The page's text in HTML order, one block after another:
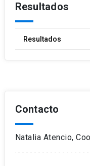
Resultados
Resultados
Contacto
Natalia Atencio,